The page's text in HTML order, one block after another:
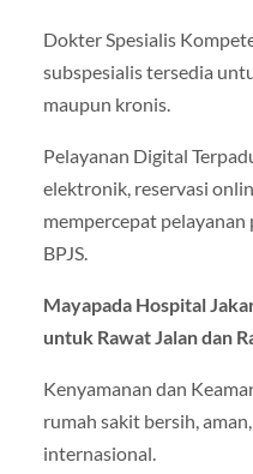
Dokter Spesialis
subspesialis tersedia
maupun kronis.
Pelayanan Digital
elektronik, reservasi
mempercepat pelayanan
BPJS.
Mayapada Hospital
untuk Rawat Jalan dan
Kenyamanan dan
rumah sakit bersih,
internasional.